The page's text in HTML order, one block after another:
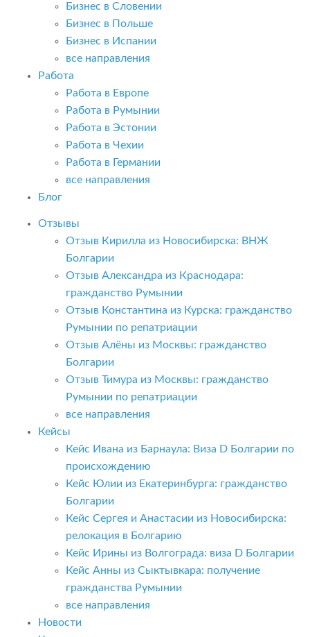
Бизнес в Словении
Бизнес в Польше
Бизнес в Испании
все направления
Работа
Работа в Европе
Работа в Румынии
Работа в Эстонии
Работа в Чехии
Работа в Германии
все направления
Блог
Отзывы
Отзыв Кирилла из Новосибирска: ВНЖ
Болгарии
Отзыв Александра из Краснодара:
гражданство Румынии
Отзыв Константина из Курска: гражданство
Румынии по репатриации
Отзыв Алёны из Москвы: гражданство
Болгарии
Отзыв Тимура из Москвы: гражданство
Румынии по репатриации
все направления
Кейсы
Кейс Ивана из Барнаула: Виза D Болгарии по
происхождению
Кейс Юлии из Екатеринбурга: гражданство
Болгарии
Кейс Сергея и Анастасии из Новосибирска:
релокация в Болгарию
Кейс Ирины из Волгограда: виза D Болгарии
Кейс Анны из Сыктывкара: получение
гражданства Румынии
все направления
Новости